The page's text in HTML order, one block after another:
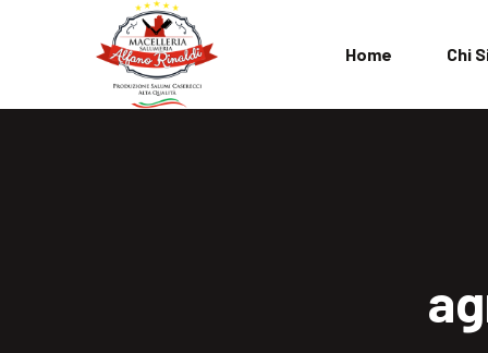
Home Chi
Privacy Policy